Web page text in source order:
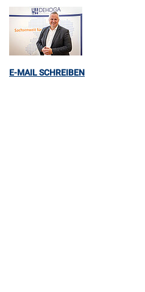
E-MAIL SCHREIBEN